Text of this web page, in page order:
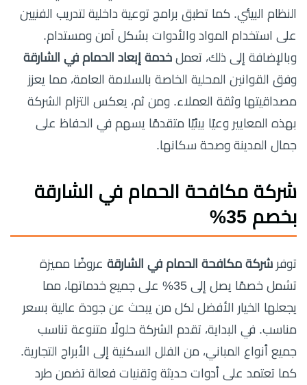
النظام البيئي. كما تطبق برامج توعية داخلية لتدريب الفنيين
على استخدام المواد والأدوات بشكل آمن ومستدام.
وبالإضافة إلى ذلك، تعمل خدمة إبعاد الحمام في الشارقة
وفق القوانين المحلية الخاصة بالسلامة العامة، مما يعزز
مصداقيتها وثقة العملاء. ومن ثم، يعكس التزام الشركة
بهذه المعايير وعيًا بيئيًا متقدمًا يسهم في الحفاظ على
جمال المدينة وصحة سكانها.
شركة مكافحة الحمام في الشارقة
بخصم 35%
توفر شركة مكافحة الحمام في الشارقة عروضًا مميزة
تشمل خصمًا يصل إلى 35% على جميع خدماتها، مما
يجعلها الخيار الأفضل لكل من يبحث عن جودة عالية بسعر
مناسب. في البداية، تقدم الشركة حلولًا متنوعة تناسب
جميع أنواع المباني، من الفلل السكنية إلى الأبراج التجارية.
كما تعتمد على أدوات حديثة وتقنيات فعالة تضمن طرد